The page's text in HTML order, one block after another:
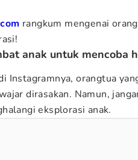
rangkum mengenai
anak untuk mencoba
Instagramnya, orangtua
dirasakan. Namun,
eksplorasi anak.